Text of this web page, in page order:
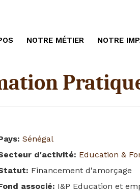
NOTRE MÉTIER NOTRE
: Sénégal
d'activité: Education &
: Financement d'amorçage
associé: I&P Education et